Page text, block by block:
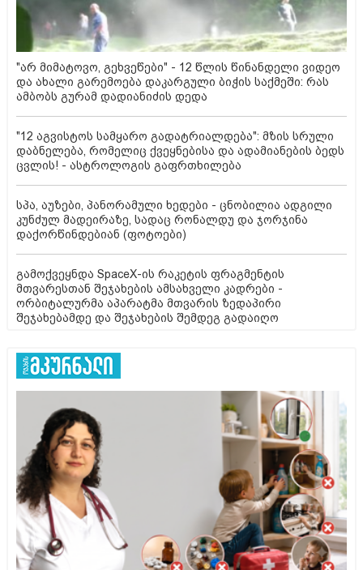
"არ მიმატოვო, გეხვეწები" - 12 წლის წინანდელი ვიდეო
და ახალი გარემოება დაკარგული ბიჭის საქმეში: რას
ამბობს გურამ დადიანიძის დედა
"12 აგვისტოს სამყარო გადატრიალდება": მზის სრული
დაბნელება, რომელიც ქვეყნებისა და ადამიანების ბედს
ცვლის! - ასტროლოგის გაფრთხილება
სპა, აუზები, პანორამული ხედები - ცნობილია ადგილი
კუნძულ მადეირაზე, სადაც რონალდუ და ჯორჯინა
დაქორწინდებიან (ფოტოები)
გამოქვეყნდა SpaceX-ის რაკეტის ფრაგმენტის
მთვარესთან შეჯახების ამსახველი კადრები -
ორბიტალურმა აპარატმა მთვარის ზედაპირი
შეჯახებამდე და შეჯახების შემდეგ გადაიღო